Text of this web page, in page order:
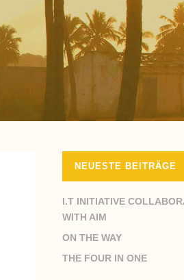
NEUESTE BEITRÄGE
I.T INITIATIVE
WITH AIM
ON THE WAY
THE FOUR IN ONE